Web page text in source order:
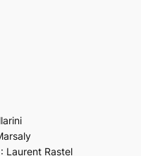
Laurent Rastel